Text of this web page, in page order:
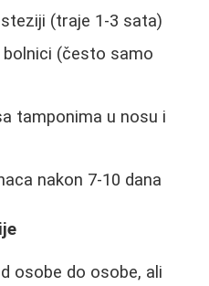
(traje 1-3 sata)
(često samo
tamponima u nosu i
nakon 7-10 dana
osobe do osobe, ali